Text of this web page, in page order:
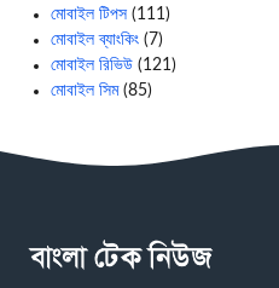
মোবাইল টিপস (111)
মোবাইল ব্যাংকিং (7)
মোবাইল রিভিউ (121)
মোবাইল সিম(85)